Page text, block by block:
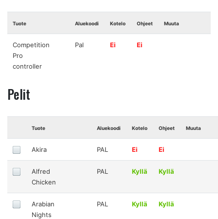
Tuote Aluekoodi Kotelo Ohjeet Muuta
Competition
Pro
controller
Pal Ei Ei
Pelit
Tuote Aluekoodi Kotelo Ohjeet Muuta
Akira PAL Ei Ei
Alfred
Chicken
PAL Kyllä Kyllä
Arabian
Nights
PAL Kyllä Kyllä